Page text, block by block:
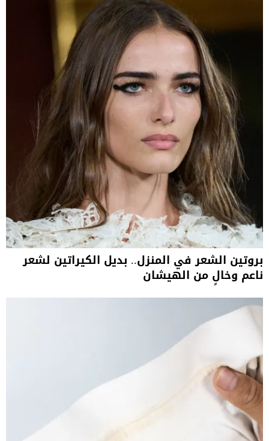
بروتين الشعر في المنزل.. بديل الكيراتين لشعر
ناعم وخالٍ من الهيشان